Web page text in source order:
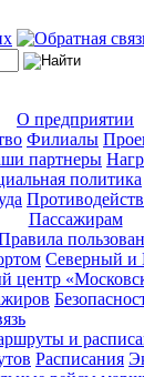
О предприятии
Филиалы
партнеры
политика
Пассажирам
Северный
центр
и
Расписания